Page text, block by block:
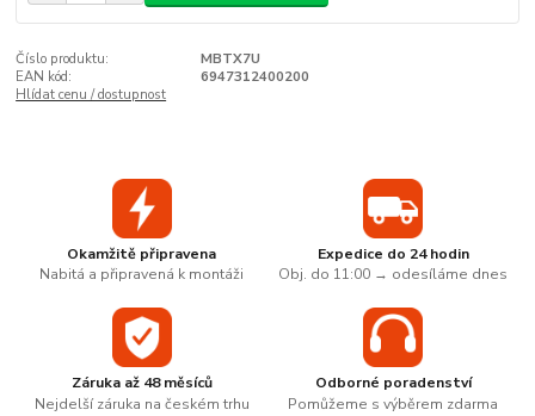
Číslo produktu:
MBTX7U
EAN kód:
6947312400200
Hlídat cenu / dostupnost
Okamžitě připravena
Nabitá a připravená k montáži
Expedice do 24 hodin
Obj. do 11:00 → odesíláme dnes
Záruka až 48 měsíců
Nejdelší záruka na českém trhu
Odborné poradenství
Pomůžeme s výběrem zdarma